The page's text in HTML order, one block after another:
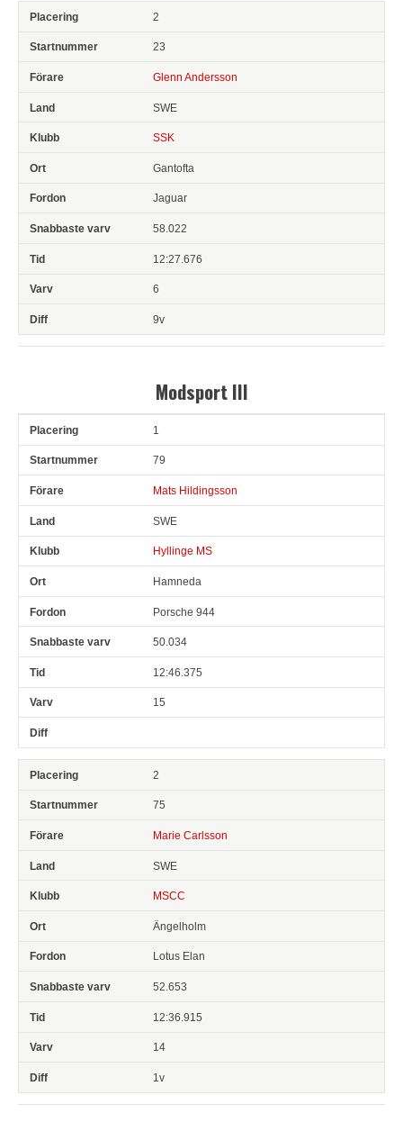
2
23
Glenn Andersson
SWE
SSK
Gantofta
Jaguar
58.022
12:27.676
6
9v
Modsport III
Pl Snr 1
79
Mats Hildingsson
SWE
Hyllinge MS
Hamneda
Porsche 944
50.034
12:46.375
15
2
75
Marie Carlsson
SWE
MSCC
Ängelholm
Lotus Elan
52.653
12:36.915
14
1v